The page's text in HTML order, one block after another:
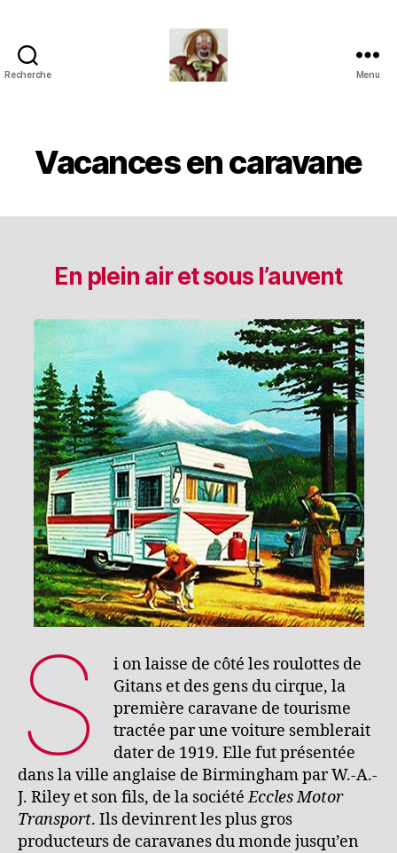
Recherche Menu
Vacances en caravane
En plein air et sous l’auvent
S
i on laisse de côté les roulottes de
Gitans et des gens du cirque, la
première caravane de tourisme
tractée par une voiture semblerait
dater de 1919. Elle fut présentée
dans la ville anglaise de Birmingham par W.-A.-
J. Riley et son fils, de la sociétéEccles Motor
Transport. Ils devinrent les plus gros
producteurs de caravanes du monde jusqu’en